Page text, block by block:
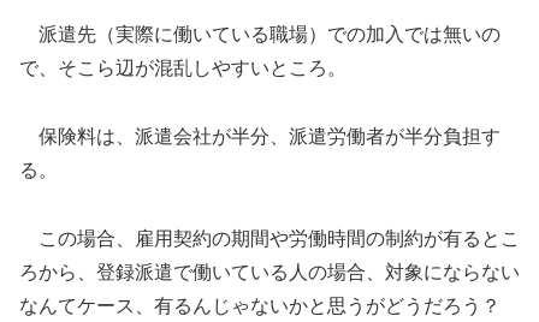
派遣先（実際に働いている職場）での加入では無いの
で、そこら辺が混乱しやすいところ。
保険料は、派遣会社が半分、派遣労働者が半分負担す
る。
この場合、雇用契約の期間や労働時間の制約が有るとこ
ろから、登録派遣で働いている人の場合、対象にならない
なんてケース、有るんじゃないかと思うがどうだろう？